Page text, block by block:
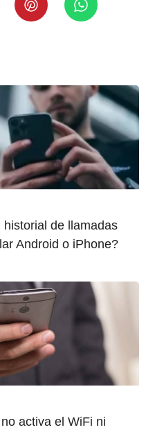
de llamadas
Android o iPhone?
activa el WiFi ni